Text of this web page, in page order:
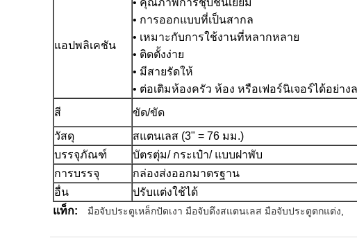
แอปพลิเคชัน
• คุณภาพการชุบชั้นเยี่ยม
• การออกแบบที่เป็นสากล
• เหมาะกับการใช้งานที่หลากหลาย
• ติดตั้งง่าย
• มีสายรัดให้
• ต่อเติมห้องครัว ห้อง หรือเฟอร์นิเจอร์ได้อย่าง
สี
ขัด/ขัด
วัสดุ
สแตนเลส (3" = 76 มม.)
บรรจุภัณฑ์
บัตรตุ่ม/ กระเป๋า/ แบบฝาพับ
การบรรจุ
กล่องส่งออกมาตรฐาน
อื่น
ปรับแต่งใช้ได้
แท็ก:
มือจับประตูเหล็กปัดเงา มือจับดึงสแตนเลส มือจับประตูตกแต่ง